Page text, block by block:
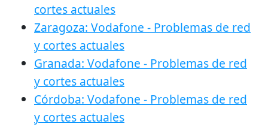
cortes actuales
Zaragoza: Vodafone - Problemas de red
y cortes actuales
Granada: Vodafone - Problemas de red
y cortes actuales
Córdoba: Vodafone - Problemas de red
y cortes actuales